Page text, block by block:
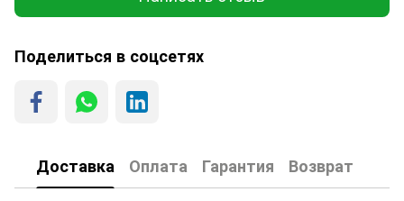
Поделиться в соцсетях
Доставка Оплата Гарантия Возврат